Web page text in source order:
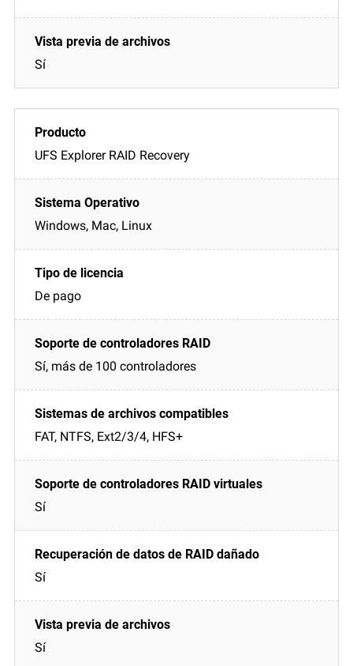
Sí
UFS Explorer RAID Recovery
Windows, Mac, Linux
De pago
Sí, más de 100 controladores
FAT, NTFS, Ext2/3/4, HFS+
Sí
Sí
Sí